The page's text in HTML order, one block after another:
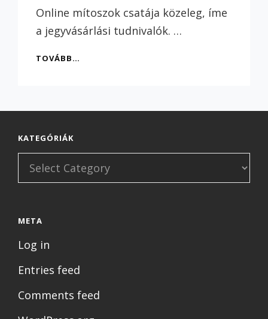
Online mítoszok csatája közeleg, íme
a jegyvásárlási tudnivalók. …
TOVÁBB…
KATEGÓRIÁK
Kategóriák
META
Log in
Entries feed
Comments feed